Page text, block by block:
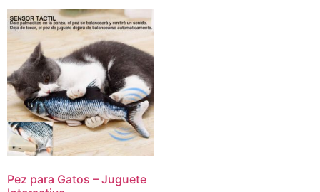
Pez para Gatos – Juguete